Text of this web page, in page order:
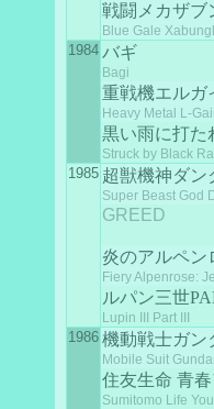
戦闘メカザブ
Blue Gale
1984 バギ
Bagi
重戦機エルガ
Heavy Metal L-
黒い雨に打た
Struck by Black
1985 超獣機神ダン
Super Beast God
GREED
炎のアルペン
Fiery Alpenrose:
ルパン三世
Lupin III Part III
1986 機動戦士ガン
Mobile Suit
住友生命 青
Sumitomo Life